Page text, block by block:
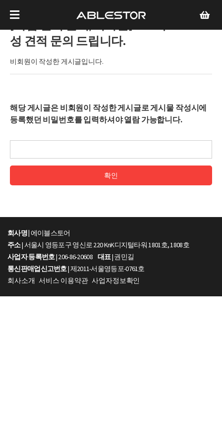
성 견적 문의 드립니다.
비회원이 작성한 게시글입니다.
해당 게시글은 비회원이 작성한 게시글로 게시물 작성시에
등록했던 비밀번호를 입력하셔야 열람 가능합니다.
회사명 |에이블스토어
주소| 서울시 영등포구 영신로 220 KnK디지털타워 1801호, 1808호
사업자 등록번호| 206-86-20608 대표| 권민길
통신판매업신고번호| 제2011-서울영등포-0761호
회사소개 서비스 이용약관 사업자정보확인